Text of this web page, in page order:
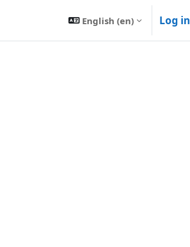
English ‎(en)‎ Log in